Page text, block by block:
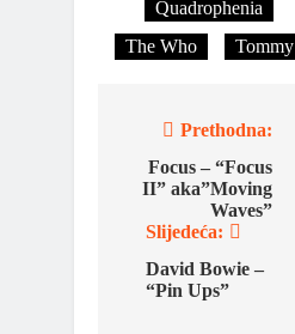
Quadrophenia
The Who
Tommy
Prethodna:
Focus – “Focus
II” aka”Moving
Waves”
Slijedeća:
David Bowie –
“Pin Ups”